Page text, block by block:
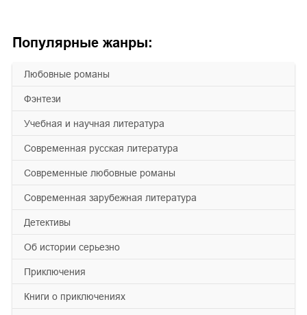
Популярные жанры:
любовные романы
фэнтези
учебная и научная литература
современная русская литература
современные любовные романы
современная зарубежная литература
детективы
об истории серьезно
приключения
книги о приключениях